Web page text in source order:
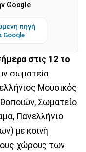
Google
πηγή
Google
στις 12 το
σωματεία
Μουσικός
Σωματείο
Πανελλήνιο
με κοινή
χώρους των